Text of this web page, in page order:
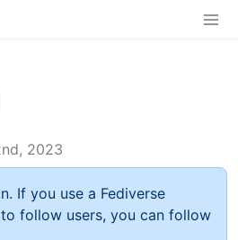
2023
If you use a Fediverse
follow users, you can follow